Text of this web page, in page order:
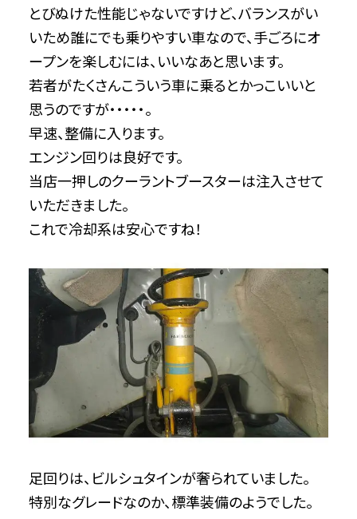
とびぬけた性能じゃないですけど、バランスがい
いため誰にでも乗りやすい車なので、手ごろにオ
ープンを楽しむには、いいなあと思います。
若者がたくさんこういう車に乗るとかっこいいと
思うのですが・・・・・。
早速、整備に入ります。
エンジン回りは良好です。
当店一押しのクーラントブースターは注入させて
いただきました。
これで冷却系は安心ですね！
足回りは、ビルシュタインが奢られていました。
特別なグレードなのか、標準装備のようでした。